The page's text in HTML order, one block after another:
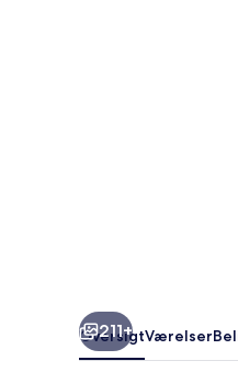
211+
OversigtVærelser